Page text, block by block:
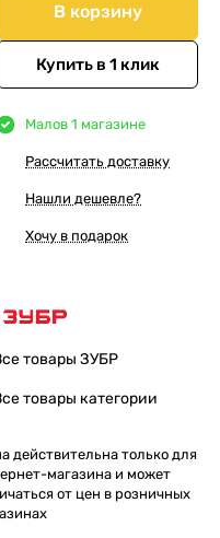
В корзину
Купить в 1 клик
Малов 1 магазине
Рассчитать доставку
Нашли дешевле?
Хочу в подарок
товары ЗУБР
товары категории
действительна только для
магазина и может
от цен в розничных